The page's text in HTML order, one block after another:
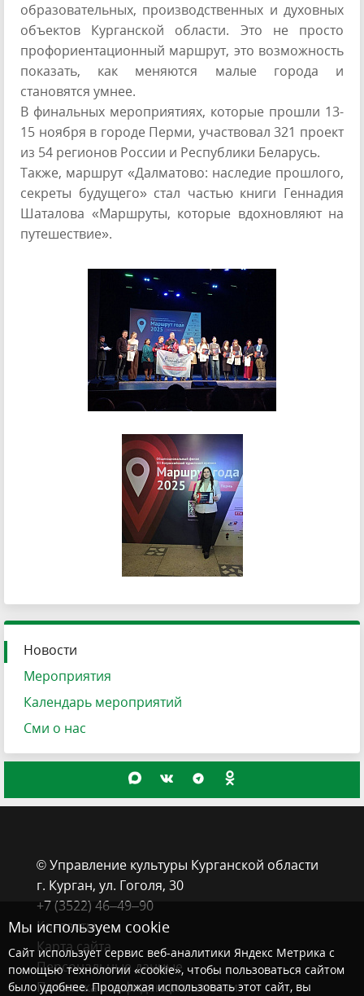
образовательных, производственных и духовных
объектов Курганской области. Это не просто
профориентационный маршрут, это возможность
показать, как меняются малые города и
становятся умнее.
В финальных мероприятиях, которые прошли 13-
15 ноября в городе Перми, участвовал 321 проект
из 54 регионов России и Республики Беларусь.
Также, маршрут «Далматово: наследие прошлого,
секреты будущего» стал частью книги Геннадия
Шаталова «Маршруты, которые вдохновляют на
путешествие».
Новости
Мероприятия
Календарь мероприятий
Сми о нас
© Управление культуры Курганской области
г. Курган, ​ул. Гоголя, 30
+7 (3522) 46‒49‒90
Контакты
Карта сайта
Персональные данные
Политика конфиденциальности
Мы используем cookie
Сайт использует сервис веб-аналитики Яндекс Метрика с
помощью технологии «cookie», чтобы пользоваться сайтом
было удобнее. Продолжая использовать этот сайт, вы